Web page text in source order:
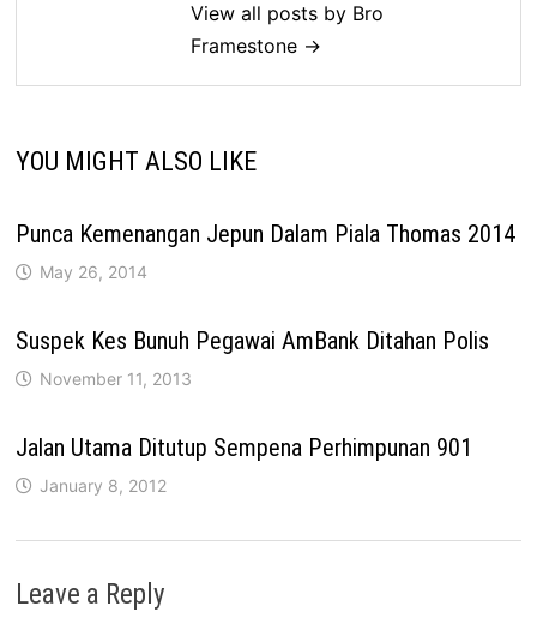
View all posts by Bro
Framestone →
YOU MIGHT ALSO LIKE
Punca Kemenangan Jepun Dalam Piala Thomas 2014
May 26, 2014
Suspek Kes Bunuh Pegawai AmBank Ditahan Polis
November 11, 2013
Jalan Utama Ditutup Sempena Perhimpunan 901
January 8, 2012
Leave a Reply